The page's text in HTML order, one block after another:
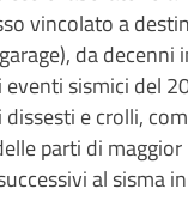
vincolato a
da
eventi sismici del
e crolli,
parti di
al sisma